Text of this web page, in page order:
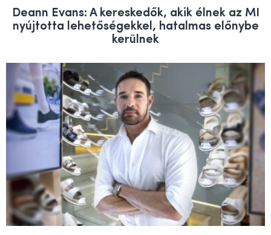
Deann Evans: A kereskedők, akik élnek az MI
nyújtotta lehetőségekkel, hatalmas előnybe
kerülnek